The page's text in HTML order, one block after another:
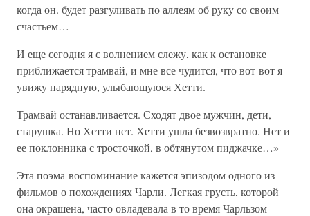
когда он. будет разгуливать по аллеям об руку со своим
счастьем…
И еще сегодня я с волнением слежу, как к остановке
приближается трамвай, и мне все чудится, что вот-вот я
увижу нарядную, улыбающуюся Хетти.
Трамвай останавливается. Сходят двое мужчин, дети,
старушка. Но Хетти нет. Хетти ушла безвозвратно. Нет и
ее поклонника с тросточкой, в обтянутом пиджачке…»
Эта поэма-воспоминание кажется эпизодом одного из
фильмов о похождениях Чарли. Легкая грусть, которой
она окрашена, часто овладевала в то время Чарльзом